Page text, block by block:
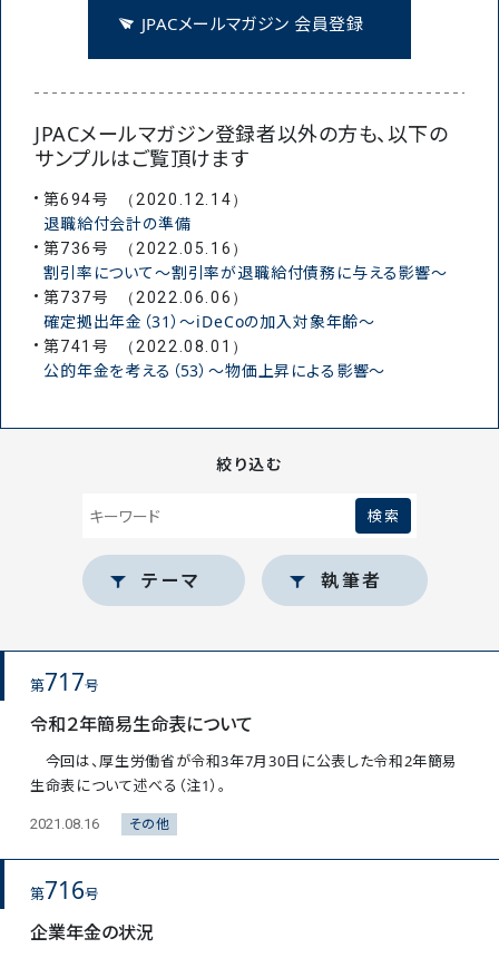
JPACメールマガジン 会員登録
JPACメールマガジン登録者以外の方も、以下の
サンプルはご覧頂けます
第694号 （2020.12.14）
退職給付会計の準備
第736号 （2022.05.16）
割引率について～割引率が退職給付債務に与える影響～
第737号 （2022.06.06）
確定拠出年金（31）～iDeCoの加入対象年齢～
第741号 （2022.08.01）
公的年金を考える（53）～物価上昇による影響～
絞り込む
テーマ 執筆者
第717号
令和２年簡易生命表について
今回は、厚生労働省が令和3年7月30日に公表した令和2年簡易
生命表について述べる（注1）。
2021.08.16 その他
第716号
企業年金の状況